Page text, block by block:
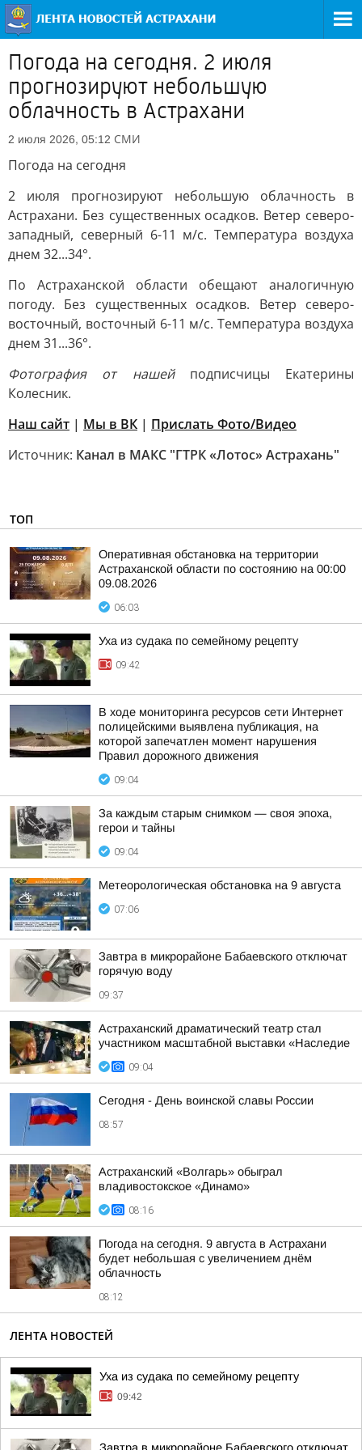
Погода на сегодня. 2 июля
прогнозируют небольшую
облачность в Астрахани
2 июля 2026, 05:12 СМИ
Погода на сегодня
2 июля прогнозируют небольшую облачность в
Астрахани. Без существенных осадков. Ветер северо-
западный, северный 6-11 м/с. Температура воздуха
днем 32...34°.
По Астраханской области обещают аналогичную
погоду. Без существенных осадков. Ветер северо-
восточный, восточный 6-11 м/с. Температура воздуха
днем 31...36°.
Фотография от нашейподписчицы Екатерины
Колесник.
Наш сайт | Мы в ВК | Прислать Фото/Видео
Источник: Канал в МАКС "ГТРК «Лотос» Астрахань"
ТОП
Оперативная обстановка на территории
Астраханской области по состоянию на 00:00
09.08.2026
06:03
Уха из судака по семейному рецепту
09:42
В ходе мониторинга ресурсов сети Интернет
полицейскими выявлена публикация, на
которой запечатлен момент нарушения
Правил дорожного движения
09:04
За каждым старым снимком — своя эпоха,
герои и тайны
09:04
Метеорологическая обстановка на 9 августа
07:06
Завтра в микрорайоне Бабаевского отключат
горячую воду
09:37
Астраханский драматический театр стал
участником масштабной выставки «Наследие
09:04
Сегодня - День воинской славы России
08:57
Астраханский «Волгарь» обыграл
владивостокское «Динамо»
08:16
Погода на сегодня. 9 августа в Астрахани
будет небольшая с увеличением днём
облачность
08:12
ЛЕНТА НОВОСТЕЙ
Уха из судака по семейному рецепту
09:42